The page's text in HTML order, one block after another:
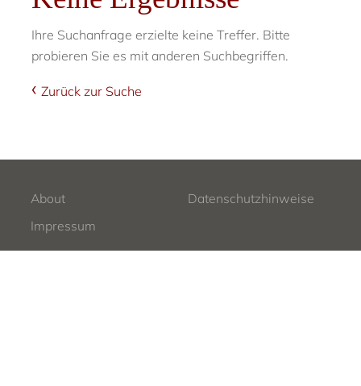
Ihre Suchanfrage erzielte keine Treffer. Bitte
probieren Sie es mit anderen Suchbegriffen.
Zurück zur Suche
About
Datenschutzhinweise
Impressum